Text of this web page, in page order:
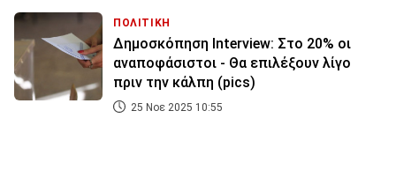
ΠΟΛΙΤΙΚΗ
Δημοσκόπηση Interview: Στο 20% οι
αναποφάσιστοι - Θα επιλέξουν λίγο
πριν την κάλπη (pics)
25 Νοε 2025 10:55